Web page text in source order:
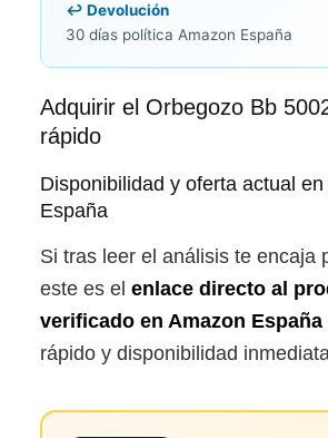
↩️ Devolución
30 días política Amazon España
Adquirir el Orbegozo Bb
rápido
Disponibilidad y oferta actual en
España
Si tras leer el análisis te encaja
este es el enlace directo al
verificado en Amazon España
rápido y disponibilidad